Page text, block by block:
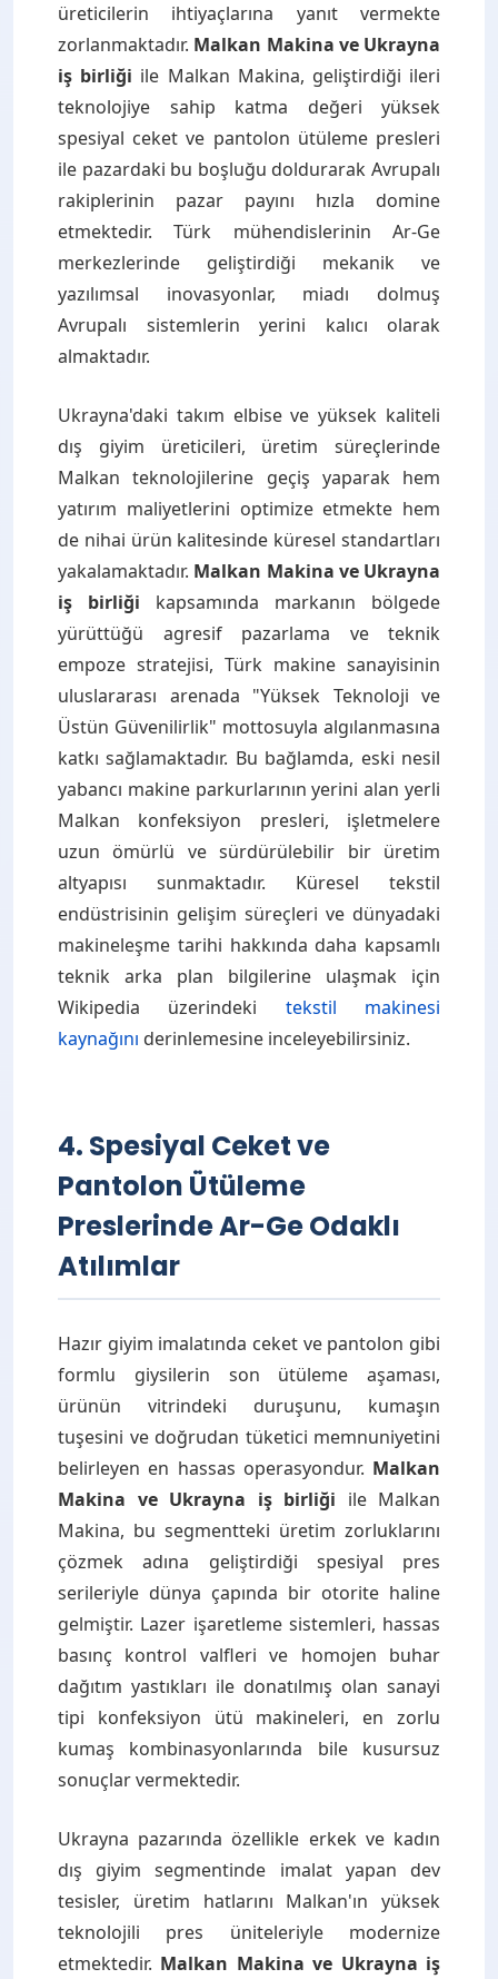
üreticilerin ihtiyaçlarına yanıt vermekte
zorlanmaktadır. Malkan Makina ve Ukrayna
iş birliği ile Malkan Makina, geliştirdiği ileri
teknolojiye sahip katma değeri yüksek
spesiyal ceket ve pantolon ütüleme presleri
ile pazardaki bu boşluğu doldurarak Avrupalı
rakiplerinin pazar payını hızla domine
etmektedir. Türk mühendislerinin Ar-Ge
merkezlerinde geliştirdiği mekanik ve
yazılımsal inovasyonlar, miadı dolmuş
Avrupalı sistemlerin yerini kalıcı olarak
almaktadır.
Ukrayna'daki takım elbise ve yüksek kaliteli
dış giyim üreticileri, üretim süreçlerinde
Malkan teknolojilerine geçiş yaparak hem
yatırım maliyetlerini optimize etmekte hem
de nihai ürün kalitesinde küresel standartları
yakalamaktadır. Malkan Makina ve Ukrayna
iş birliği kapsamında markanın bölgede
yürüttüğü agresif pazarlama ve teknik
empoze stratejisi, Türk makine sanayisinin
uluslararası arenada "Yüksek Teknoloji ve
Üstün Güvenilirlik" mottosuyla algılanmasına
katkı sağlamaktadır. Bu bağlamda, eski nesil
yabancı makine parkurlarının yerini alan yerli
Malkan konfeksiyon presleri, işletmelere
uzun ömürlü ve sürdürülebilir bir üretim
altyapısı sunmaktadır. Küresel tekstil
endüstrisinin gelişim süreçleri ve dünyadaki
makineleşme tarihi hakkında daha kapsamlı
teknik arka plan bilgilerine ulaşmak için
Wikipedia üzerindeki tekstil makinesi
kaynağını derinlemesine inceleyebilirsiniz.
4. Spesiyal Ceket ve
Pantolon Ütüleme
Preslerinde Ar-Ge Odaklı
Atılımlar
Hazır giyim imalatında ceket ve pantolon gibi
formlu giysilerin son ütüleme aşaması,
ürünün vitrindeki duruşunu, kumaşın
tuşesini ve doğrudan tüketici memnuniyetini
belirleyen en hassas operasyondur. Malkan
Makina ve Ukrayna iş birliği ile Malkan
Makina, bu segmentteki üretim zorluklarını
çözmek adına geliştirdiği spesiyal pres
serileriyle dünya çapında bir otorite haline
gelmiştir. Lazer işaretleme sistemleri, hassas
basınç kontrol valfleri ve homojen buhar
dağıtım yastıkları ile donatılmış olan sanayi
tipi konfeksiyon ütü makineleri, en zorlu
kumaş kombinasyonlarında bile kusursuz
sonuçlar vermektedir.
Ukrayna pazarında özellikle erkek ve kadın
dış giyim segmentinde imalat yapan dev
tesisler, üretim hatlarını Malkan'ın yüksek
teknolojili pres üniteleriyle modernize
etmektedir. Malkan Makina ve Ukrayna iş